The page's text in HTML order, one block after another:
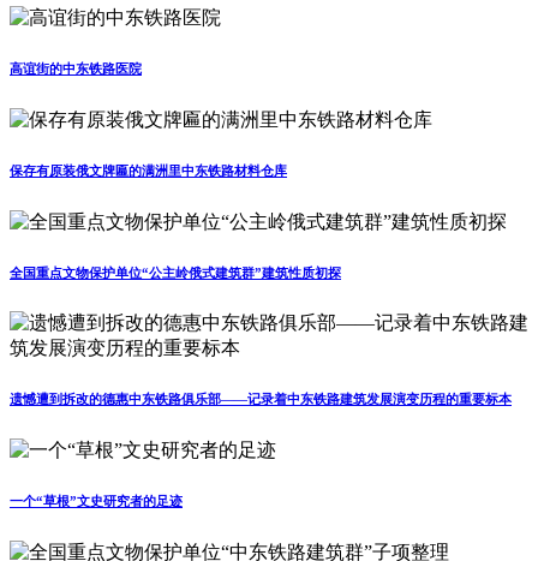
高谊街的中东铁路医院
保存有原装俄文牌匾的满洲里中东铁路材料仓库
全国重点文物保护单位“公主岭俄式建筑群”建筑性质初探
遗憾遭到拆改的德惠中东铁路俱乐部——记录着中东铁路建筑发展演变历程的重要标本
一个“草根”文史研究者的足迹